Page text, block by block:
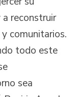
reconstruir
comunitarios.
todo este
sea